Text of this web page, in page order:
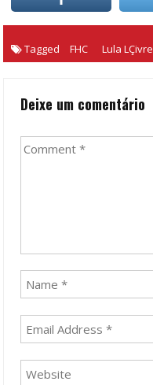
Tagged FHC Lula LÇivre
Deixe um comentário